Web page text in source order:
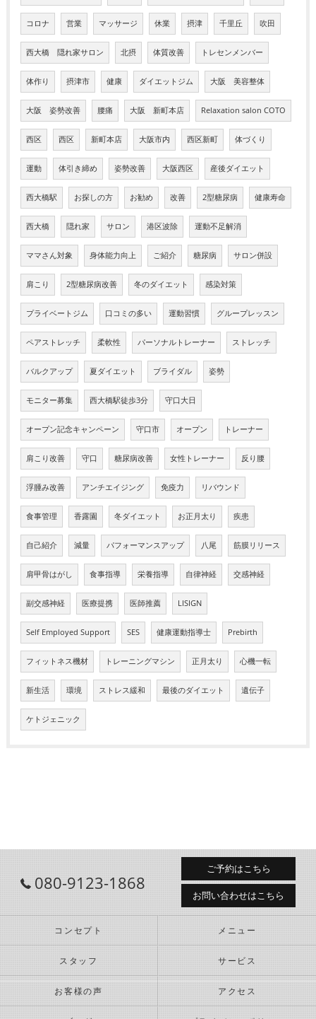
コロナ 営業 マッサージ 休業 摂津 千里丘 吹田
西大橋 隠れ家サロン 北摂 体質改善 トレセンメンバー
体作り 摂津市 健康 ダイエットジム 大阪 美容整体
大阪 姿勢改善 腰痛 大阪 新町本店 Relaxation salon COTO
西区 西区 新町本店 大阪市内 西区新町 体づくり
運動 体引き締め 姿勢改善 大阪西区 産後ダイエット
西大橋駅 お探しの方 お勧め 改善 2型糖尿病 健康寿命
西大橋 隠れ家 サロン 港区波除 運動不足解消
ママさん対象 身体能力向上 ご紹介 糖尿病 サロン併設
肩こり 2型糖尿病改善 冬のダイエット 感染対策
プライベートジム 口コミの多い 運動習慣 グループレッスン
ペアストレッチ 柔軟性 パーソナルトレーナー ストレッチ
バルクアップ 夏ダイエット ブライダル 姿勢
モニター募集 西大橋駅徒歩3分 守口大日
オープン記念キャンペーン 守口市 オープン トレーナー
肩こり改善 守口 糖尿病改善 女性トレーナー 反り腰
浮腫み改善 アンチエイジング 免疫力 リバウンド
食事管理 香露園 冬ダイエット お正月太り 疾患
自己紹介 減量 パフォーマンスアップ 八尾 筋膜リリース
肩甲骨はがし 食事指導 栄養指導 自律神経 交感神経
副交感神経 医療提携 医師推薦 LISIGN
Self Employed Support SES 健康運動指導士 Prebirth
フィットネス機材 トレーニングマシン 正月太り 心機一転
新生活 環境 ストレス緩和 最後のダイエット 遺伝子
ケトジェニック
080-9123-1868
ご予約はこちら
お問い合わせはこちら
コンセプト メニュー
スタッフ サービス
お客様の声 アクセス